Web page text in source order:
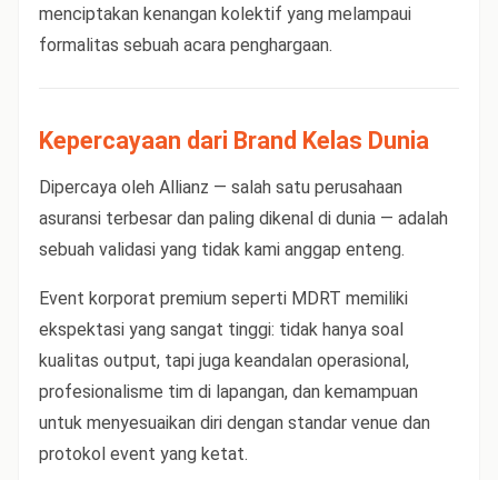
menciptakan kenangan kolektif yang melampaui
formalitas sebuah acara penghargaan.
Kepercayaan dari Brand Kelas Dunia
Dipercaya oleh Allianz — salah satu perusahaan
asuransi terbesar dan paling dikenal di dunia — adalah
sebuah validasi yang tidak kami anggap enteng.
Event korporat premium seperti MDRT memiliki
ekspektasi yang sangat tinggi: tidak hanya soal
kualitas output, tapi juga keandalan operasional,
profesionalisme tim di lapangan, dan kemampuan
untuk menyesuaikan diri dengan standar venue dan
protokol event yang ketat.